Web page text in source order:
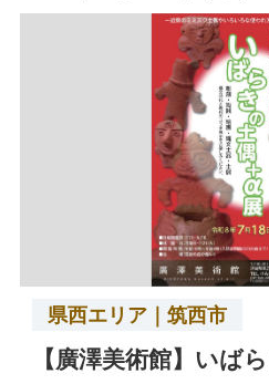
県西エリア｜筑西市
【廣澤美術館】いば